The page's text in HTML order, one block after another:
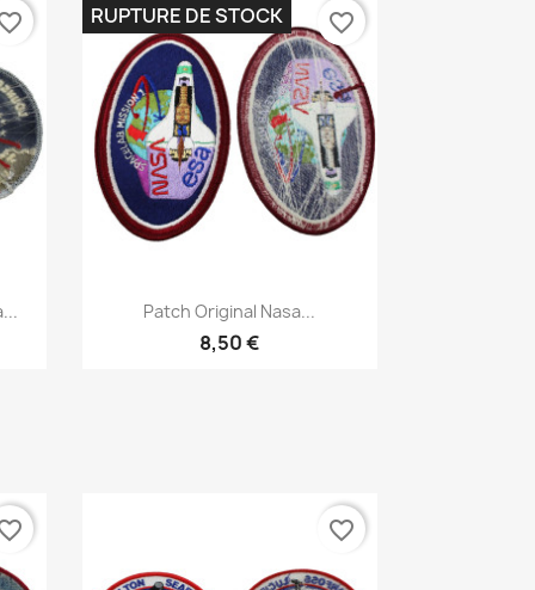
Aperçu rapide
Patch Original Nasa...
8,50 €
RUPTURE DE STOCK favorite_border
favorite_border